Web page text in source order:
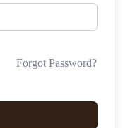
Forgot Password?